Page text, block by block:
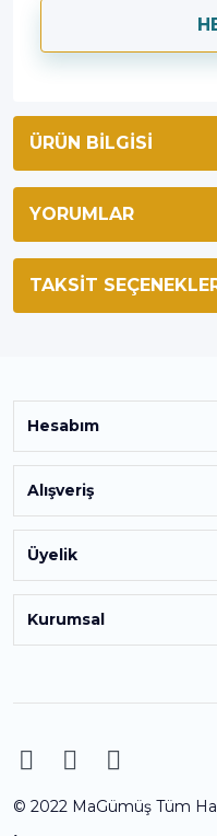
ÜRÜN BILGISI
YORUMLAR
TAKSIT
Hesabım
Alışveriş
Üyelik
Kurumsal
© 2022 MaGümüş Tüm